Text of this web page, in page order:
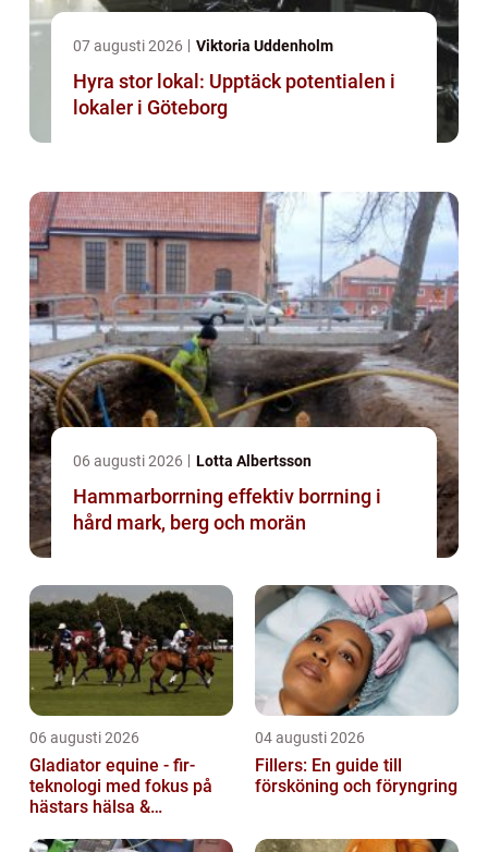
07 augusti 2026 Viktoria Uddenholm
Hyra stor lokal: Upptäck potentialen i
lokaler i Göteborg
06 augusti 2026 Lotta Albertsson
Hammarborrning effektiv borrning i
hård mark, berg och morän
06 augusti 2026
Gladiator equine - fir-
teknologi med fokus på
hästars hälsa &
04 augusti 2026
Fillers: En guide till
försköning och föryngring